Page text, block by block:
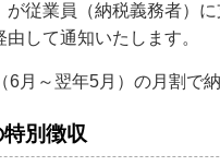
が従業員（納税義務者）
して通知いたします。
6月～翌年5月）の月割で
別徴収